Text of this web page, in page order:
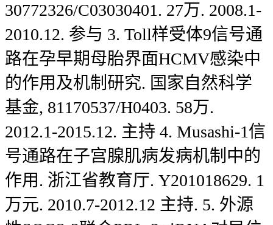
30772326/C03030401. 27万. 2008.1-
2010.12. 参与 3. Toll样受体9信号通
路在孕早期母胎界面HCMV感染中
的作用及机制研究. 国家自然科学
基金, 81170537/H0403. 58万.
2012.1-2015.12. 主持 4. Musashi-1信
号通路在子宫腺肌病发病机制中的
作用. 浙江省教育厅. Y201018629. 1
万元. 2010.7-2012.12 主持. 5. 外源